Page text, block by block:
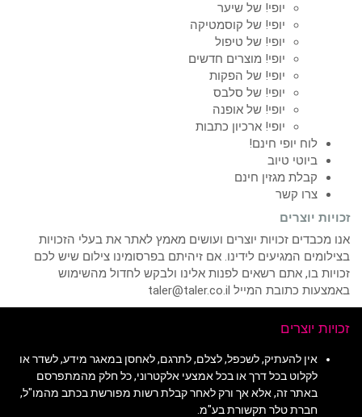
יופי! של שיער
יופי! של קוסמטיקה
יופי! של טיפול
יופי! מוצרים חדשים
יופי! של הפקות
יופי! של סלבס
יופי! של אופנה
יופי! ארכיון כתבות
לוח יופי חינם!
ביוטי טיוב
קבלת מגזין חינם
צרו קשר
זכויות יוצרים
אנו מכבדים זכויות יוצרים ועושים מאמץ לאתר את בעלי הזכויות
בצילומים המגיעים לידינו. אם זיהיתם בפרסומינו צילום שיש לכם
זכויות בו, אתם רשאים לפנות אלינו ולבקש לחדול מהשימוש
באמצעות כתובת המייל taler@taler.co.il
זכויות יוצרים
אין להעתיק, לשכפל, לצלם, לתרגם, לאחסן במאגר מידע, לשדר או
לקלוט בכל דרך או בכל אמצעי אלקטרוני, כל חלק מהמתפרסם
באתר זה, אלא אך ורק לאחר קבלת רשות מפורשת בכתב מהמו"ל,
חברת טלר תקשורת בע"מ.